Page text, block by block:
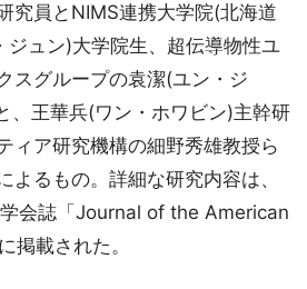
究員とNIMS連携大学院(北海道
ジュン)大学院生、超伝導物性ユ
スグループの袁潔(ユン・ジ
、王華兵(ワン・ホワビン)主幹研
ィア研究機構の細野秀雄教授ら
よるもの。詳細な研究内容は、
会誌「Journal of the American
掲載された。